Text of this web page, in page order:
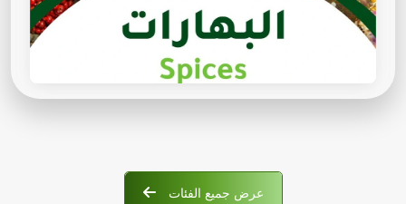
عرض جميع الفئات